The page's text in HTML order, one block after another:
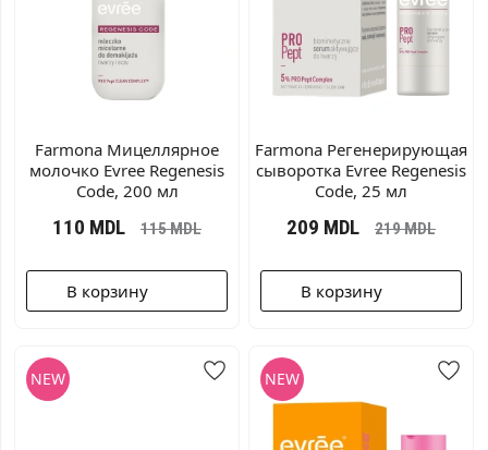
Farmona Мицеллярное
молочко Evree Regenesis
Code, 200 мл
110 MDL 115MDL
В корзину
Farmonа Регенерирующая
сыворотка Evree Regenesis
Code, 25 мл
209 MDL 219MDL
В корзину